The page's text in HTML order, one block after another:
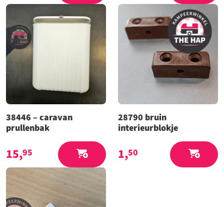
38446 – caravan
prullenbak
15,95
28790 bruin
interieurblokje
1,50